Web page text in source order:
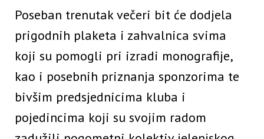
Poseban trenutak večeri bit će dodjela
prigodnih plaketa i zahvalnica svima
koji su pomogli pri izradi monografije,
kao i posebnih priznanja sponzorima te
bivšim predsjednicima kluba i
pojedincima koji su svojim radom